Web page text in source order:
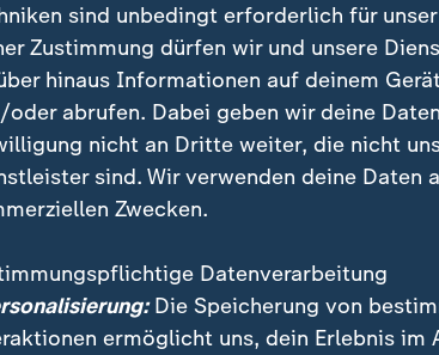
sind unbedingt erforderlich für
Zustimmung dürfen wir und unsere
hinaus Informationen auf deinem
oder abrufen. Dabei geben wir deine
nicht an Dritte weiter, die nicht
sind. Wir verwenden deine Daten
Zwecken.
Datenverarbeitung
Die Speicherung von
ermöglicht uns, dein Erlebnis im